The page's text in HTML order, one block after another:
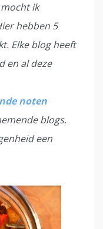
ik
hebben 5
Elke blog heeft
en al deze
noten
blogs.
een